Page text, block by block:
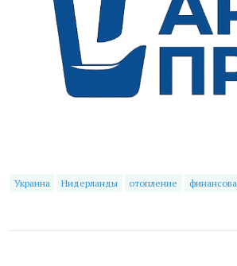
Украина Нидерланды отопление